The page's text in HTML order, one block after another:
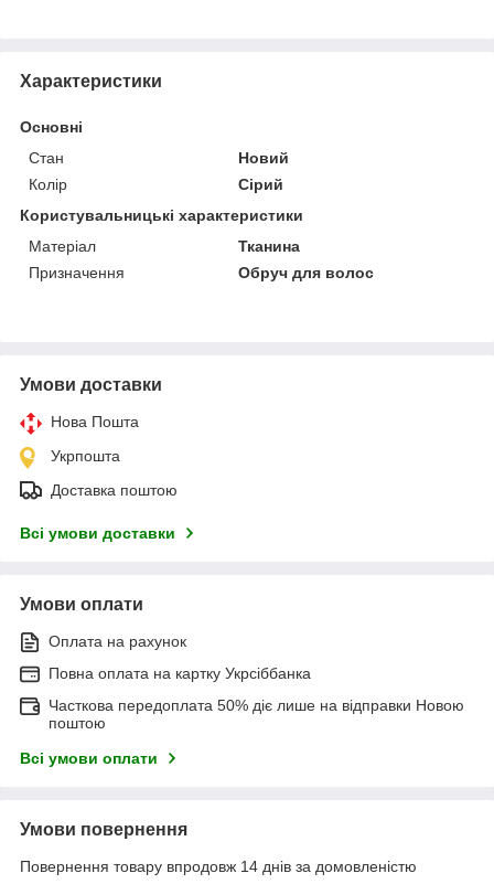
Характеристики
Основні
Стан
Новий
Колір
Сірий
Користувальницькі характеристики
Матеріал
Тканина
Призначення
Обруч для волос
Умови доставки
Нова Пошта
Укрпошта
Доставка поштою
Всі умови доставки
Умови оплати
Оплата на рахунок
Повна оплата на картку Укрсіббанка
Часткова передоплата 50% діє лише на відправки Новою
поштою
Всі умови оплати
Умови повернення
Повернення товару впродовж 14 днів за домовленістю